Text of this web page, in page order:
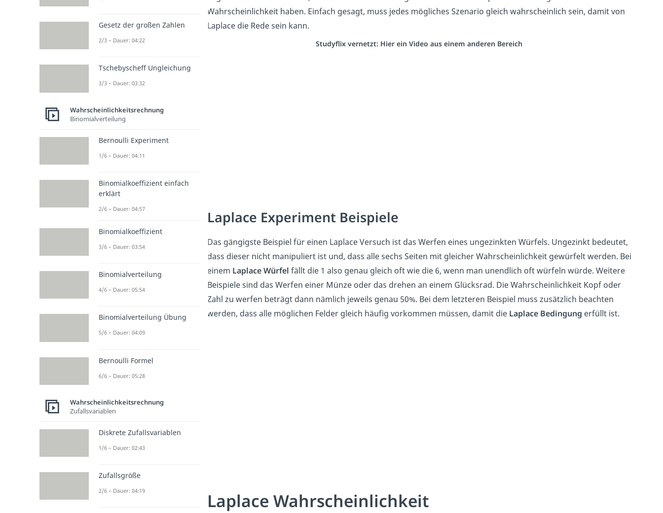
Wahrscheinlichkeit haben. Einfach gesagt, muss jedes mögliches Szenario gleich wahrscheinlich sein, damit von
Laplace die Rede sein kann.
Studyflix vernetzt: Hier ein Video aus einem anderen Bereich
Laplace Experiment Beispiele
Das gängigste Beispiel für einen Laplace Versuch ist das Werfen eines ungezinkten Würfels. Ungezinkt bedeutet,
dass dieser nicht manipuliert ist und, dass alle sechs Seiten mit gleicher Wahrscheinlichkeit gewürfelt werden. Bei
einem Laplace Würfel fällt die 1 also genau gleich oft wie die 6, wenn man unendlich oft würfeln würde. Weitere
Beispiele sind das Werfen einer Münze oder das drehen an einem Glücksrad. Die Wahrscheinlichkeit Kopf oder
Zahl zu werfen beträgt dann nämlich jeweils genau 50%. Bei dem letzteren Beispiel muss zusätzlich beachten
werden, dass alle möglichen Felder gleich häufig vorkommen müssen, damit die Laplace Bedingung erfüllt ist.
Laplace Wahrscheinlichkeit
Gesetz der großen Zahlen
2/3 – Dauer: 04:22
Tschebyscheff Ungleichung
3/3 – Dauer: 03:32
Wahrscheinlichkeitsrechnung
Binomialverteilung
Bernoulli Experiment
1/6 – Dauer: 04:11
Binomialkoeffizient einfach
erklärt
2/6 – Dauer: 04:57
Binomialkoeffizient
3/6 – Dauer: 03:54
Binomialverteilung
4/6 – Dauer: 05:54
Binomialverteilung Übung
5/6 – Dauer: 04:09
Bernoulli Formel
6/6 – Dauer: 05:28
Wahrscheinlichkeitsrechnung
Zufallsvariablen
Diskrete Zufallsvariablen
1/6 – Dauer: 02:43
Zufallsgröße
2/6 – Dauer: 04:19